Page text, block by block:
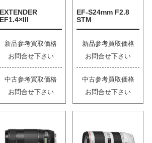
EXTENDER
EF1.4×III
新品参考買取価格
お問合せ下さい
中古参考買取価格
お問合せ下さい
EF-S24mm F2.8
STM
新品参考買取価格
お問合せ下さい
中古参考買取価格
お問合せ下さい